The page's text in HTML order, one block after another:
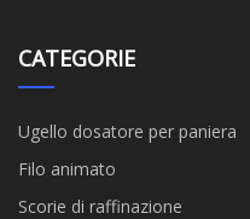
CATEGORIE
Ugello dosatore per paniera
Filo animato
Scorie di raffinazione